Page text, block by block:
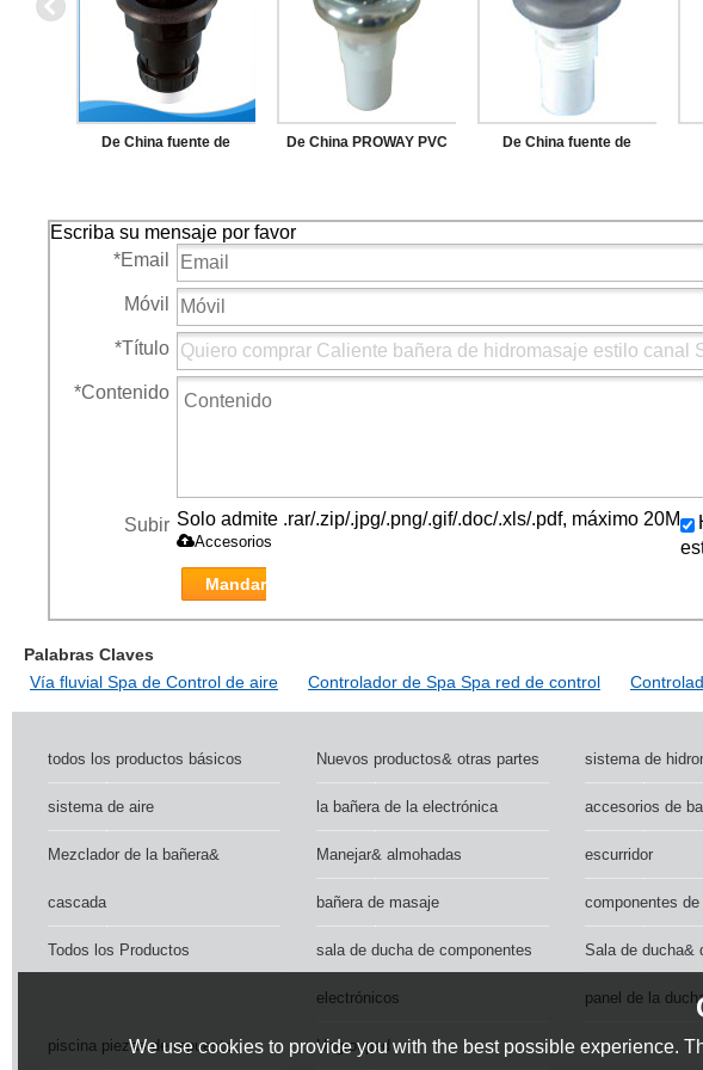
De China fuente de
válvula de drenaje
De China PROWAY PVC
inoxidable de Control de
aire
De China fuente de
para SPA Sauna válvula
de Control de aire
Escriba su mensaje por favor
*Email
Móvil
*Título
*Contenido
Subir Solo admite .rar/.zip/.jpg/.png/.gif/.doc/.xls/.pdf, máximo 20M
Accesorios
Mandar
Palabras Claves
Vía fluvial Spa de Control de aire
Controlador de Spa Spa red de control
todos los productos básicos Nuevos productos& otras partes sistema de
sistema de aire la bañera de la electrónica accesorios de
Mezclador de la bañera&
cascada
Manejar& almohadas escurridor
bañera de masaje componentes de
Todos los Productos sala de ducha de componentes
electrónicos
Sala de ducha&
panel de la
piscina piezas de repuesto Ungrouped
We use cookies to provide you with the best possible experience.